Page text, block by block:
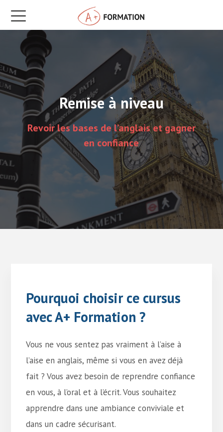
Remise à niveau
Revoir les bases de l’anglais et gagner
en confiance
Pourquoi choisir ce cursus
avec A+ Formation ?
Vous ne vous sentez pas vraiment à l’aise à
l’aise en anglais, même si vous en avez déjà
fait ? Vous avez besoin de reprendre confiance
en vous, à l’oral et à l’écrit. Vous souhaitez
apprendre dans une ambiance conviviale et
dans un cadre sécurisant.